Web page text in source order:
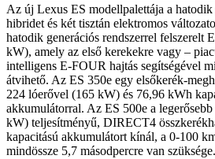
Az új Lexus ES modellpalettája a
hibridet és két tisztán elektromos
hatodik generációs rendszerrel felszerelt
kW), amely az első kerekekre vagy –
intelligens E-FOUR hajtás segítségével
átvihető. Az ES 350e egy elsőkerék-
224 lóerővel (165 kW) és 76,96 kWh
akkumulátorral. Az ES 500e a
kW) teljesítményű, DIRECT4
kapacitású akkumulátort kínál, a 0-100
mindössze 5,7 másodpercre van szüksége.